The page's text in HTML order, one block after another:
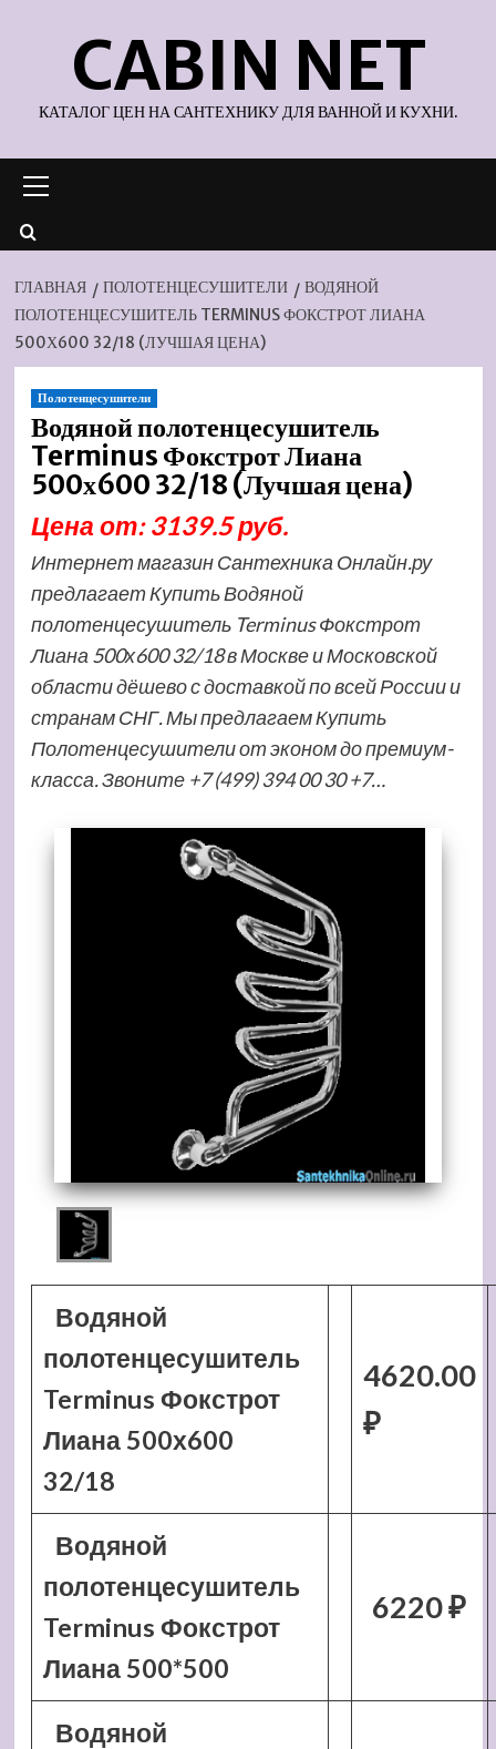
содержимомуCABIN NET
КАТАЛОГ ЦЕН НА САНТЕХНИКУ ДЛЯ ВАННОЙ И КУХНИ.
меню
ГЛАВНАЯ ПОЛОТЕНЦЕСУШИТЕЛИ
ВОДЯНОЙ
ПОЛОТЕНЦЕСУШИТЕЛЬ TERMINUS ФОКСТРОТ ЛИАНА
500Х600 32/18 (ЛУЧШАЯ ЦЕНА)
Полотенцесушители
Водяной полотенцесушитель
Terminus Фокстрот Лиана
500х600 32/18 (Лучшая цена)
Цена от: 3139.5 руб.
Интернет магазин Сантехника Онлайн.ру
предлагает Купить Водяной
полотенцесушитель Terminus Фокстрот
Лиана 500х600 32/18 в Москве и Московской
области дёшево с доставкой по всей России и
странам СНГ. Мы предлагаем Купить
Полотенцесушители от эконом до премиум-
класса. Звоните +7 (499) 394 00 30 +7…
Водяной
полотенцесушитель
Terminus Фокстрот
Лиана 500х600
32/18
4620.00
₽
Водяной
полотенцесушитель
Terminus Фокстрот
Лиана 500*500
6220 ₽
Водяной